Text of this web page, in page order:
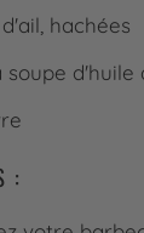
hachées
soupe d'huile
: